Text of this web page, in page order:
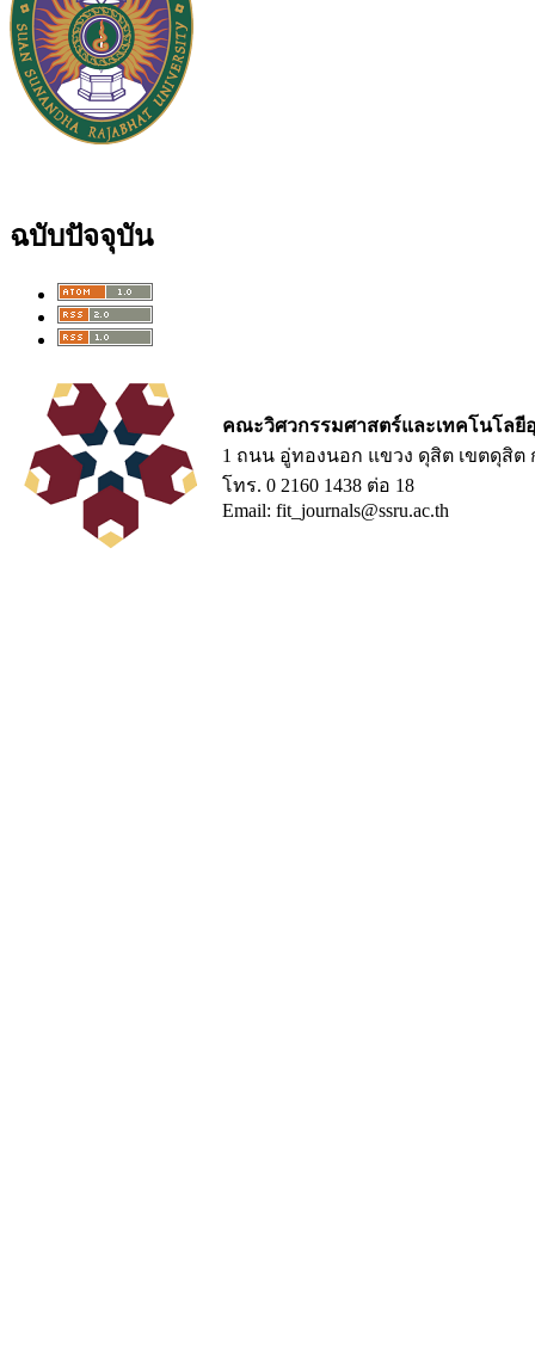
ฉบับปัจจุบัน
คณะวิศวกรรมศาสตร์และเทคโนโล
1 ถนน อู่ทองนอก แขวง ดุสิต เขตดุสิต
โทร. 0 2160 1438 ต่อ 18
Email: fit_journals@ssru.ac.th